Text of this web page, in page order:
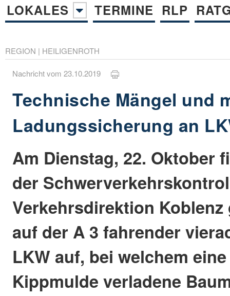
LOKALES
TERMINE RLP
REGION | HEILIGENROTH
Nachricht vom 23.10.2019
Technische Mängel und
Ladungssicherung an
Am Dienstag, 22. Oktober
der
Verkehrsdirektion Koblenz
auf der A 3 fahrender
LKW auf, bei welchem
Kippmulde verladene